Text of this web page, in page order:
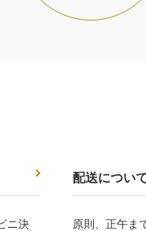
ニ決
配送につい
原則、正午ま